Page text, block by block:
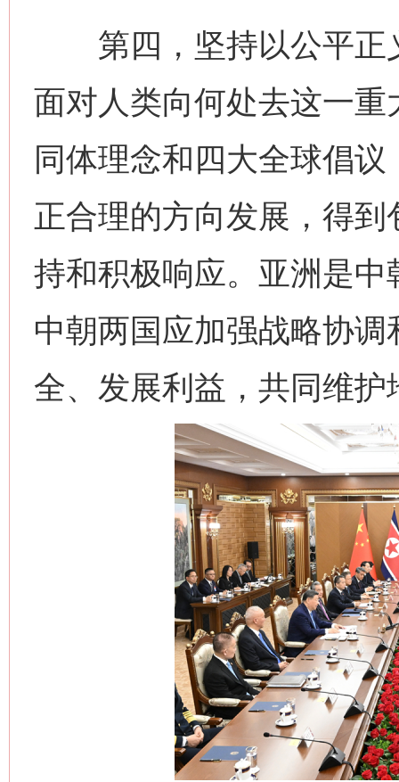
第四，坚持以公平正
面对人类向何处去这一
同体理念和四大全球倡
正合理的方向发展，得
持和积极响应。亚洲是
中朝两国应加强战略协
全、发展利益，共同维